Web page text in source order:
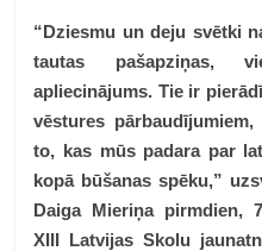
“Dziesmu un deju svētki
tautas pašapziņas,
apliecinājums. Tie ir
vēstures
to, kas mūs padara par
kopā būšanas spēku,”
Daiga Mieriņa pirmdien,
XIII Latvijas Skolu